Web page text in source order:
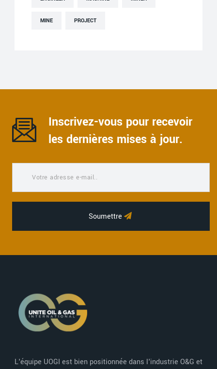
MINE PROJECT
Inscrivez-vous pour recevoir
les dernières mises à jour.
Soumettre
L'équipe UOGI est bien positionnée dans l'industrie O&G et